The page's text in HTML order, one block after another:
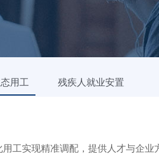
用工 残疾人就业安置
工实现精准调配，提供人才与企业